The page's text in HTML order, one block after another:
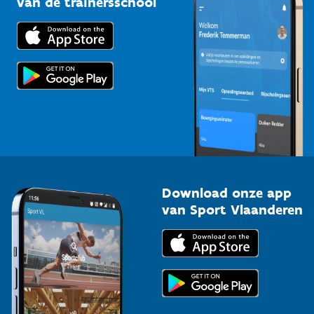
Trainers en begeleiders
Topsporters
Downloads
Voor de pers
Download onze app
van Sport Vlaanderen